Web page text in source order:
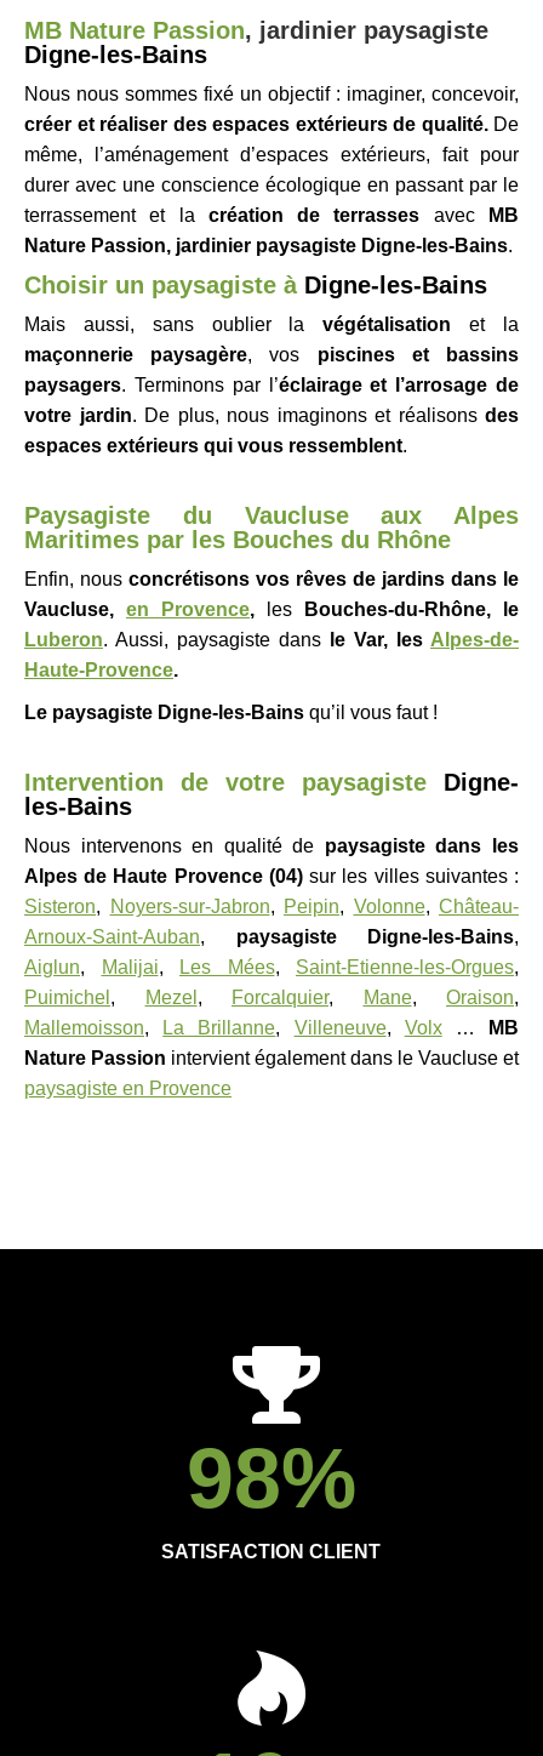
MB Nature Passion, jardinier paysagiste
Digne-les-Bains
Nous nous sommes fixé un objectif : imaginer, concevoir,
créer et réaliser des espaces extérieurs de qualité.De
même, l’aménagement d’espaces extérieurs, fait pour
durer avec une conscience écologique en passant par le
terrassement et la création de terrasses avec
MB
Nature Passion, jardinier paysagiste Digne-les-Bains.
Choisir un paysagiste à Digne-les-Bains
Mais aussi, sans oublier lavégétalisation et la
maçonnerie paysagère, vos piscines et bassins
paysagers. Terminons par l’éclairage et l’arrosage de
votre jardin. De plus, nous imaginons et réalisons des
espaces extérieurs qui vous ressemblent.
Paysagiste du Vaucluse aux Alpes
Maritimes par les Bouches du Rhône
Enfin, nous concrétisons vos rêves de jardins dans le
Vaucluse, en Provence, les
Bouches-du-Rhône, le
Luberon. Aussi, paysagiste dans le Var, les Alpes-de-
Haute-Provence.
Le paysagiste Digne-les-Bains qu’il vous faut !
Intervention de votre paysagiste Digne-
les-Bains
Nous intervenons en qualité de paysagistedans les
Alpes de Haute Provence (04)sur les villes suivantes :
Sisteron, Noyers-sur-Jabron, Peipin, Volonne, Château-
Arnoux-Saint-Auban, paysagiste Digne-les-Bains,
Aiglun, Malijai, Les Mées, Saint-Etienne-les-Orgues,
Puimichel , Mezel , Forcalquier, Mane, Oraison,
Mallemoisson, La Brillanne, Villeneuve, Volx…
MB
Nature Passion intervient également dans le Vaucluse et
paysagiste en Provence
98%
SATISFACTION CLIENT